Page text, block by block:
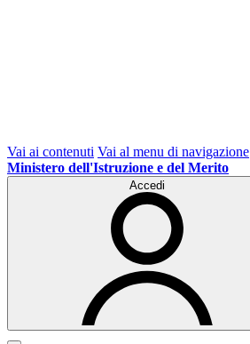
Vai ai contenuti Vai al menu di navigazione
Ministero dell'Istruzione e del Merito
Accedi